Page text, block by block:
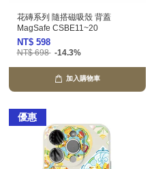
花磚系列 隨搭磁吸殼 背蓋
MagSafe CSBE11~20
NT$ 598
NT$ 698 -14.3%
加入購物車
優惠